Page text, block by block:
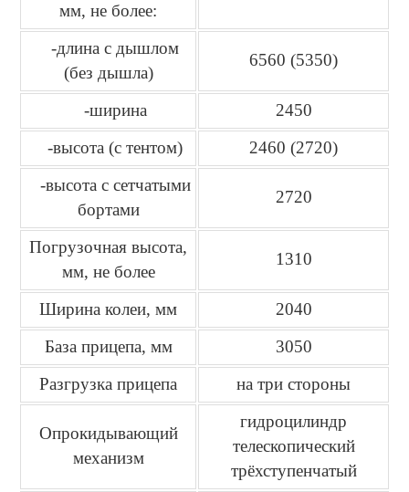
мм, не более:
-длина с дышлом
(без дышла)
6560 (5350)
-ширина
2450
-высота (с тентом)
2460 (2720)
-высота с сетчатыми
бортами
2720
Погрузочная высота,
мм, не более
1310
Ширина колеи, мм
2040
База прицепа, мм
3050
Разгрузка прицепа
на три стороны
Опрокидывающий
механизм
гидроцилиндр
телескопический
трёхступенчатый